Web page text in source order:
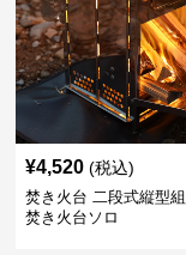
¥4,520 (税込)
焚き火台 二段式縦型
焚き火台ソロ